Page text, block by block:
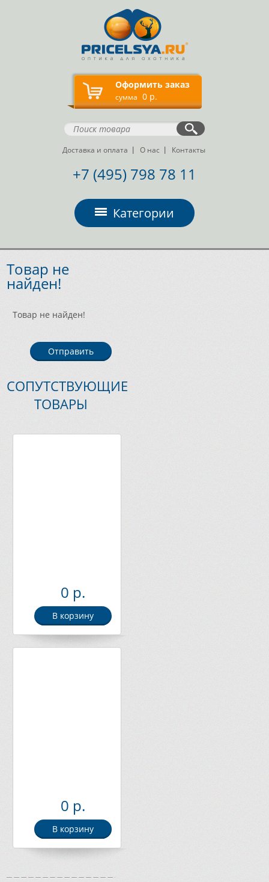
Оформить заказ
сумма 0 р.
Доставка и оплата О нас Контакты
+7 (495) 798 78 11
Категории
Товар не
найден!
Товар не найден!
Отправить
СОПУТСТВУЮЩИЕ
ТОВАРЫ
0 р.
В корзину
0 р.
В корзину